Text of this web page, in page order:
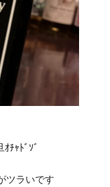
ﾁｬﾄﾞｿﾞ
ツラいです